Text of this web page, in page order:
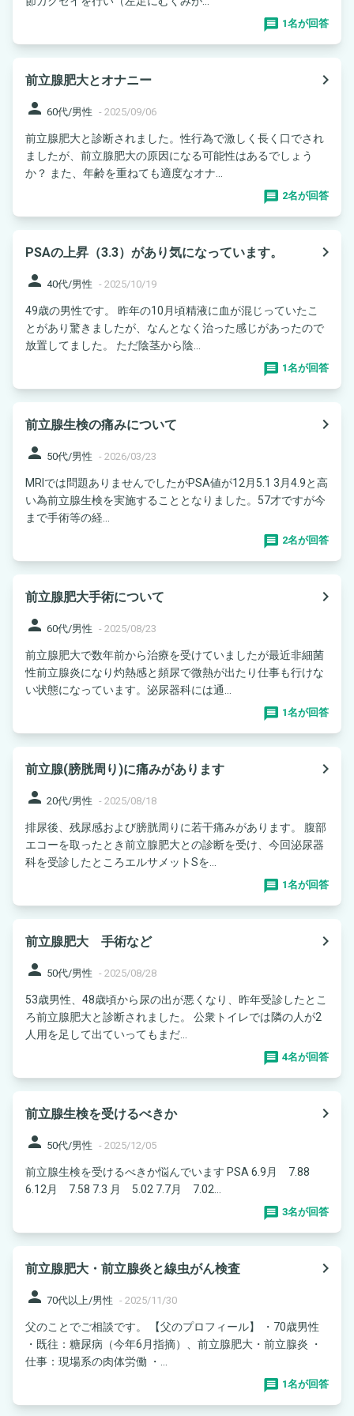
1名が回答
前立腺肥大とオナニー
navigate_next
person 60代/男性 - 2025/09/06
前立腺肥大と診断されました。性行為で激しく長く口でされ
ましたが、前立腺肥大の原因になる可能性はあるでしょう
か？ また、年齢を重ねても適度なオナ...
2名が回答
PSAの上昇（3.3）があり気になっています。
navigate_next
person 40代/男性 - 2025/10/19
49歳の男性です。 昨年の10月頃精液に血が混じっていたこ
とがあり驚きましたが、なんとなく治った感じがあったので
放置してました。 ただ陰茎から陰...
1名が回答
前立腺生検の痛みについて
navigate_next
person 50代/男性 - 2026/03/23
MRIでは問題ありませんでしたがPSA値が12月5.1 3月4.9と高
い為前立腺生検を実施することとなりました。57才ですが今
まで手術等の経...
2名が回答
前立腺肥大手術について
navigate_next
person 60代/男性 - 2025/08/23
前立腺肥大で数年前から治療を受けていましたが最近非細菌
性前立腺炎になり灼熱感と頻尿で微熱が出たり仕事も行けな
い状態になっています。泌尿器科には通...
1名が回答
前立腺(膀胱周り)に痛みがあります
navigate_next
person 20代/男性 - 2025/08/18
排尿後、残尿感および膀胱周りに若干痛みがあります。 腹部
エコーを取ったとき前立腺肥大との診断を受け、今回泌尿器
科を受診したところエルサメットSを...
1名が回答
前立腺肥大 手術など
navigate_next
person 50代/男性 - 2025/08/28
53歳男性、48歳頃から尿の出が悪くなり、昨年受診したとこ
ろ前立腺肥大と診断されました。 公衆トイレでは隣の人が2
人用を足して出ていってもまだ...
4名が回答
前立腺生検を受けるべきか
navigate_next
person 50代/男性 - 2025/12/05
前立腺生検を受けるべきか悩んでいます PSA 6.9月 7.88
6.12月 7.58 7.3 月 5.02 7.7月 7.02...
3名が回答
前立腺肥大・前立腺炎と線虫がん検査
navigate_next
person 70代以上/男性 - 2025/11/30
父のことでご相談です。 【父のプロフィール】 ・70歳男性
・既往：糖尿病（今年6月指摘）、前立腺肥大・前立腺炎 ・
仕事：現場系の肉体労働 ・...
1名が回答